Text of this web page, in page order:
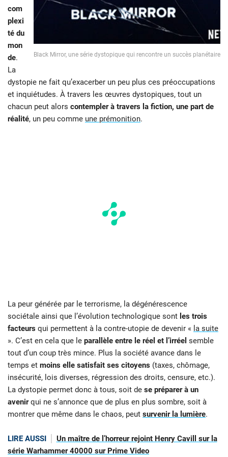
Black Mirror, une série dystopique qui rencontre un succès planétaire
com
plexi
té du
mon
de.
La
dystopie ne fait qu’exacerber un peu plus ces préoccupations
et inquiétudes. À travers les œuvres dystopiques, tout un
chacun peut alors contempler à travers la fiction, une part de
réalité, un peu comme une prémonition.
La peur générée par le terrorisme, la dégénérescence
sociétale ainsi que l’évolution technologique sont les trois
facteurs qui permettent à la contre-utopie de devenir « la suite
». C’est en cela que le parallèle entre le réel et l’irréel semble
tout d’un coup très mince. Plus la société avance dans le
temps et moins elle satisfait ses citoyens (taxes, chômage,
insécurité, lois diverses, régression des droits, censure, etc.).
La dystopie permet donc à tous, soit de se préparer à un
avenirqui ne s’annonce que de plus en plus sombre, soit à
montrer que même dans le chaos, peut survenir la lumière.
LIRE AUSSI
Un maître de l’horreur rejoint Henry Cavill sur la
série Warhammer 40000 sur Prime Video